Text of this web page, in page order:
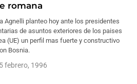
romana
Agnelli planteo hoy ante los presidentes
de asuntos exteriores de los paises
(UE) un perfil mas fuerte y constructivo
Bosnia.
febrero, 1996